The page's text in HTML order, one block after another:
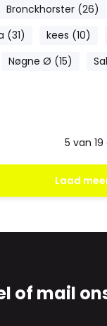
Bronckhorster (26)
(31) kees (10)
Nøgne Ø (15)
5 van 19
Laad
of mail